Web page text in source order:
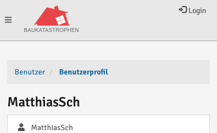
Login
Toggle
Benutzer
Benutzerprofil
MatthiasSch
MatthiasSch